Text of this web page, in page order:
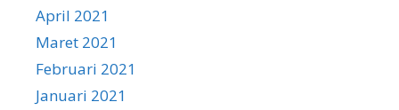
April 2021
Maret 2021
Februari 2021
Januari 2021